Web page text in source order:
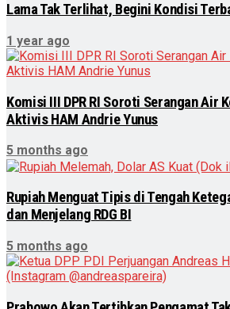
Lama Tak Terlihat, Begini Kondisi
1 year ago
Komisi III DPR RI Soroti Serangan Air
Aktivis HAM Andrie Yunus
5 months ago
Rupiah Menguat Tipis di Tengah
dan Menjelang RDG BI
5 months ago